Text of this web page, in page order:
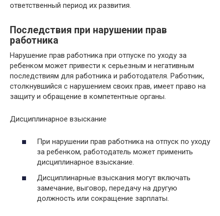
ответственный период их развития.
Последствия при нарушении прав
работника
Нарушение прав работника при отпуске по уходу за
ребенком может привести к серьезным и негативным
последствиям для работника и работодателя. Работник,
столкнувшийся с нарушением своих прав, имеет право на
защиту и обращение в компетентные органы.
Дисциплинарное взыскание
При нарушении прав работника на отпуск по уходу
за ребенком, работодатель может применить
дисциплинарное взыскание.
Дисциплинарные взыскания могут включать
замечание, выговор, передачу на другую
должность или сокращение зарплаты.